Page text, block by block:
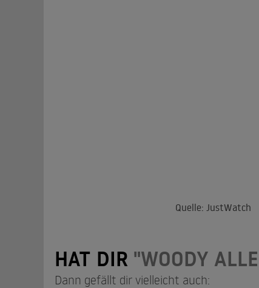
Quelle: JustWatch
HAT DIR "WOODY
Dann gefällt dir vielleicht auch: